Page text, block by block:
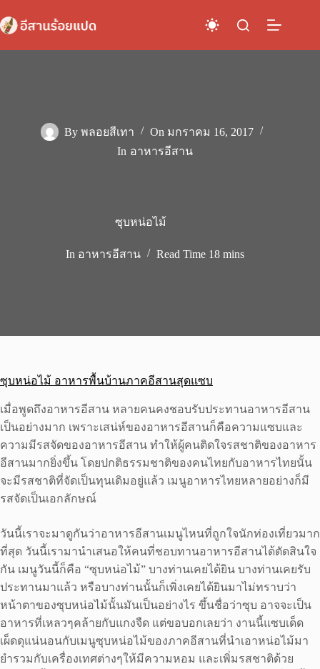
to
content
By พลอยสีเทา On มกราคม 16, 2017
In อาหารอีสาน
ซุบหน่อไม้
In อาหารอีสาน Read Time 18 mins
ซุบหน่อไม้ อาหารพื้นบ้านภาคอีสานสุดแซบ
เมื่อพูดถึงอาหารอีสาน หลายคนคงชอบรับประทานอาหารอีสาน
เป็นอย่างมาก เพราะเสน่ห์ของอาหารอีสานก็คือความแซบและ
ความมีรสจัดของอาหารอีสาน ทำให้ผู้คนติดใจรสชาติของอาหาร
อีสานมากยิ่งขึ้น โดยปกติธรรมชาติของคนไทยกับอาหารไทยนั้น
จะมีรสชาติที่จัดเป็นทุนเดิมอยู่แล้ว เมนูอาหารไทยหลายอย่างก็มี
รสจัดเป็นเอกลักษณ์
วันนี้เราจะมาดูกันว่าอาหารอีสานเมนูไหนที่ถูกใจนักท่องเที่ยวมาก
ที่สุด วันนี้เรามานำเสนอให้คนที่ชอบทานอาหารอีสานได้ตัดสินใจ
กัน เมนูวันนี้ก็คือ “ซุบหน่อไม้” บางท่านเคยได้ยิน บางท่านเคยรับ
ประทานมาแล้ว หรือบางท่านนั้นก็เพิ่งเคยได้ยินมาไม่ทราบว่า
หน้าตาของซุบหน่อไม้นั้นมันเป็นอย่างไร ขึ้นชื่อว่าซุบ อาจจะเป็น
อาหารที่เหลวๆคล้ายกับแกงจืด แต่ขอบอกเลยว่า งานนี้แซบเด็ด
เผ็ดดุแน่นอนกับเมนูซุบหน่อไม้ของภาคอีสานที่นำเอาหน่อไม้มา
ยำรวมกับเครื่องเทศต่างๆให้มีความหอม และเพิ่มรสชาติด้วย